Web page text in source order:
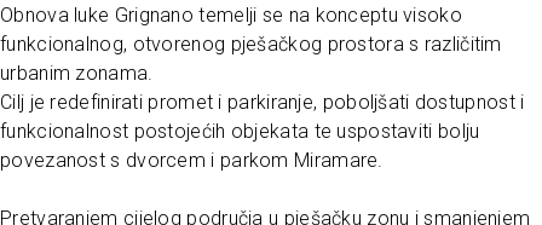
Obnova luke Grignano temelji se na konceptu visoko
funkcionalnog, otvorenog pješačkog prostora s različitim
urbanim zonama.
Cilj je redefinirati promet i parkiranje, poboljšati dostupnost i
funkcionalnost postojećih objekata te uspostaviti bolju
povezanost s dvorcem i parkom Miramare.
Pretvaranjem cijelog područja u pješačku zonu i smanjenjem